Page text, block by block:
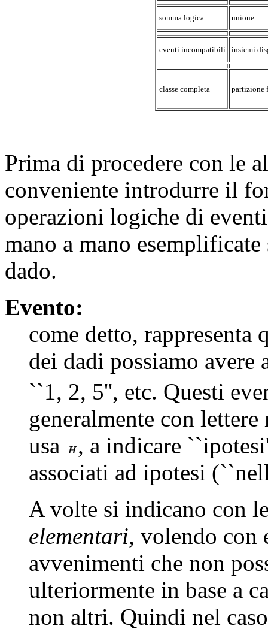
somma logica unione
eventi incompatibili insiemi
classe completa partizione
Prima di procedere con le
conveniente introdurre il
operazioni logiche di
mano a mano
dado.
Evento:
come detto, rappresenta
dei dadi possiamo
``1, 2, 5'', etc. Questi
generalmente con
usa
, a indicare
associati ad ipotesi
A volte si indicano con
elementari, volendo con
avvenimenti che non
ulteriormente in base a
non altri. Quindi nel